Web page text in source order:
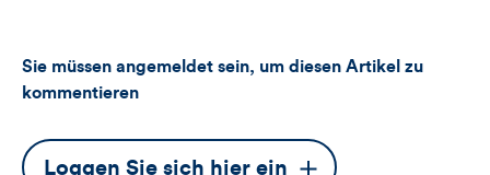
Sie müssen angemeldet sein, um diesen Artikel zu
kommentieren
Dieser
Loggen Sie sich hier ein